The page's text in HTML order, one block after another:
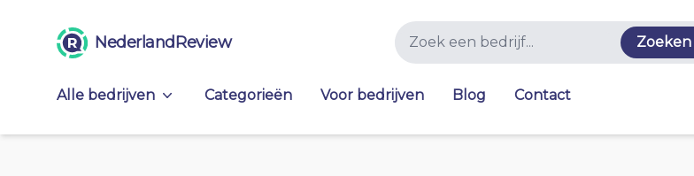
NederlandReview Zoeken
Alle bedrijven Categorieën Voor bedrijven Blog Contact